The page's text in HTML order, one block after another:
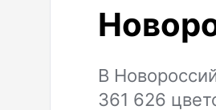
В
361 626